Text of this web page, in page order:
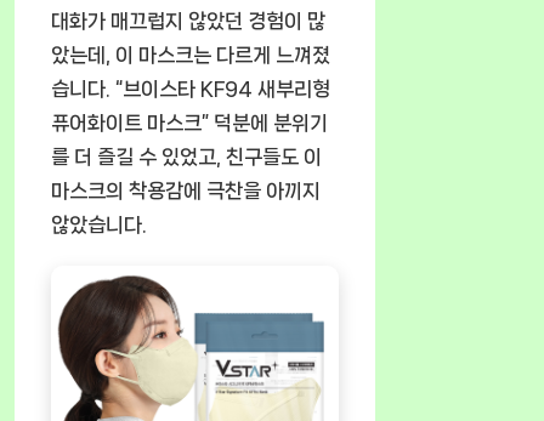
대화가 매끄럽지 않았던 경험이 많
았는데, 이 마스크는 다르게 느껴졌
습니다. “브이스타 KF94 새부리형
퓨어화이트 마스크” 덕분에 분위기
를 더 즐길 수 있었고, 친구들도 이
마스크의 착용감에 극찬을 아끼지
않았습니다.